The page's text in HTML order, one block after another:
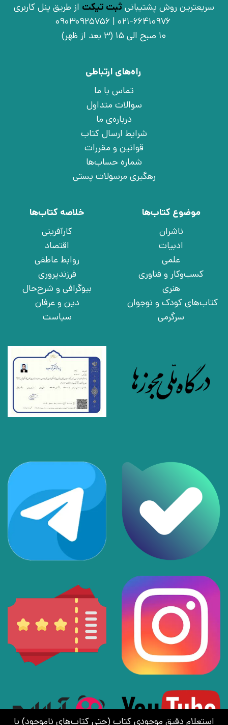
استعلام دقیق موجودی کتاب (حتی کتاب‌های ناموجود) با
سریعترین روش پشتیبانی ثبت تیکت از طریق پنل کاربری
021-66410976 | 09030925756
10 صبح الی 15 (3 بعد از ظهر)
راه‌های ارتباطی
تماس با ما
سوالات متداول
درباره‌ی ما
شرایط ارسال کتاب
قوانین و مقررات
شماره حساب‌ها
رهگیری مرسولات پستی
موضوع کتاب‌ها
ناشران
ادبیات
علمی
کسب‌وکار و فناوری
هنری
کتاب‌های کودک و نوجوان
سرگرمی
خلاصه کتاب‌ها
کارآفرینی
اقتصاد
روابط عاطفی
فرزندپروری
بیوگرافی و شرح‌حال
دین و عرفان
سیاست